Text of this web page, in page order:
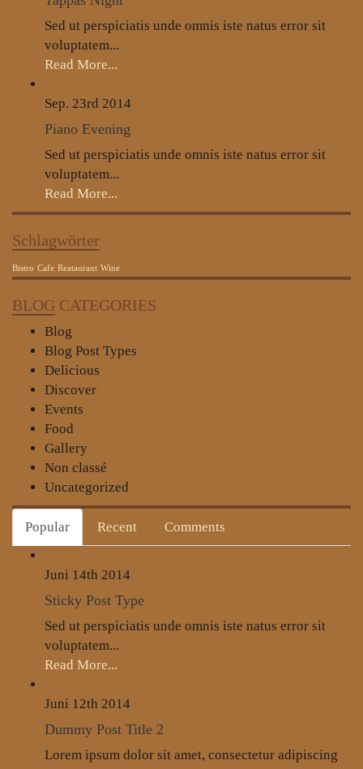
Sed ut perspiciatis unde omnis iste natus error sit
voluptatem...
Read More...
Sep. 23rd 2014
Piano Evening
Sed ut perspiciatis unde omnis iste natus error sit
voluptatem...
Read More...
Schlagwörter
Bistro Cafe Reataurant Wine
BLOG CATEGORIES
Blog
Blog Post Types
Delicious
Discover
Events
Food
Gallery
Non classé
Uncategorized
Popular Recent Comments
Juni 14th 2014
Sticky Post Type
Sed ut perspiciatis unde omnis iste natus error sit
voluptatem...
Read More...
Juni 12th 2014
Dummy Post Title 2
Lorem ipsum dolor sit amet, consectetur adipiscing